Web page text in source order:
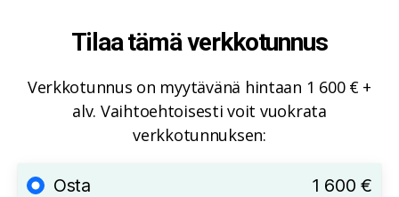
Tilaa tämä verkkotunnus
Verkkotunnus on myytävänä hintaan 1 600 € +
alv. Vaihtoehtoisesti voit vuokrata
verkkotunnuksen:
Osta 1 600 €